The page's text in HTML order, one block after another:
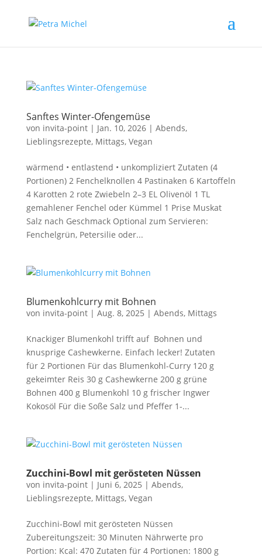
Sanftes Winter-Ofengemüse
von invita-point| Jan. 10, 2026| Abends,
Lieblingsrezepte, Mittags, Vegan
wärmend • entlastend • unkompliziert Zutaten (4
Portionen) 2 Fenchelknollen 4 Pastinaken 6 Kartoffeln
4 Karotten 2 rote Zwiebeln 2–3 EL Olivenöl 1 TL
gemahlener Fenchel oder Kümmel 1 Prise Muskat
Salz nach Geschmack Optional zum Servieren:
Fenchelgrün, Petersilie oder...
Blumenkohlcurry mit Bohnen
von invita-point| Aug. 8, 2025 | Abends, Mittags
Knackiger Blumenkohl trifft auf Bohnen und
knusprige Cashewkerne. Einfach lecker! Zutaten
für 2 Portionen Für das Blumenkohl-Curry 120 g
gekeimter Reis 30 g Cashewkerne 200 g grüne
Bohnen 400 g Blumenkohl 10 g frischer Ingwer
Kokosöl Für die Soße Salz und Pfeffer 1-...
Zucchini-Bowl mit gerösteten Nüssen
von invita-point| Juni 6, 2025 | Abends,
Lieblingsrezepte, Mittags, Vegan
Zucchini-Bowl mit gerösteten Nüssen
Zubereitungszeit: 30 Minuten Nährwerte pro
Portion: Kcal: 470 Zutaten für 4 Portionen: 1800 g